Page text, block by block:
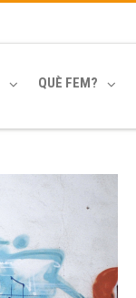
QUÈ FEM?